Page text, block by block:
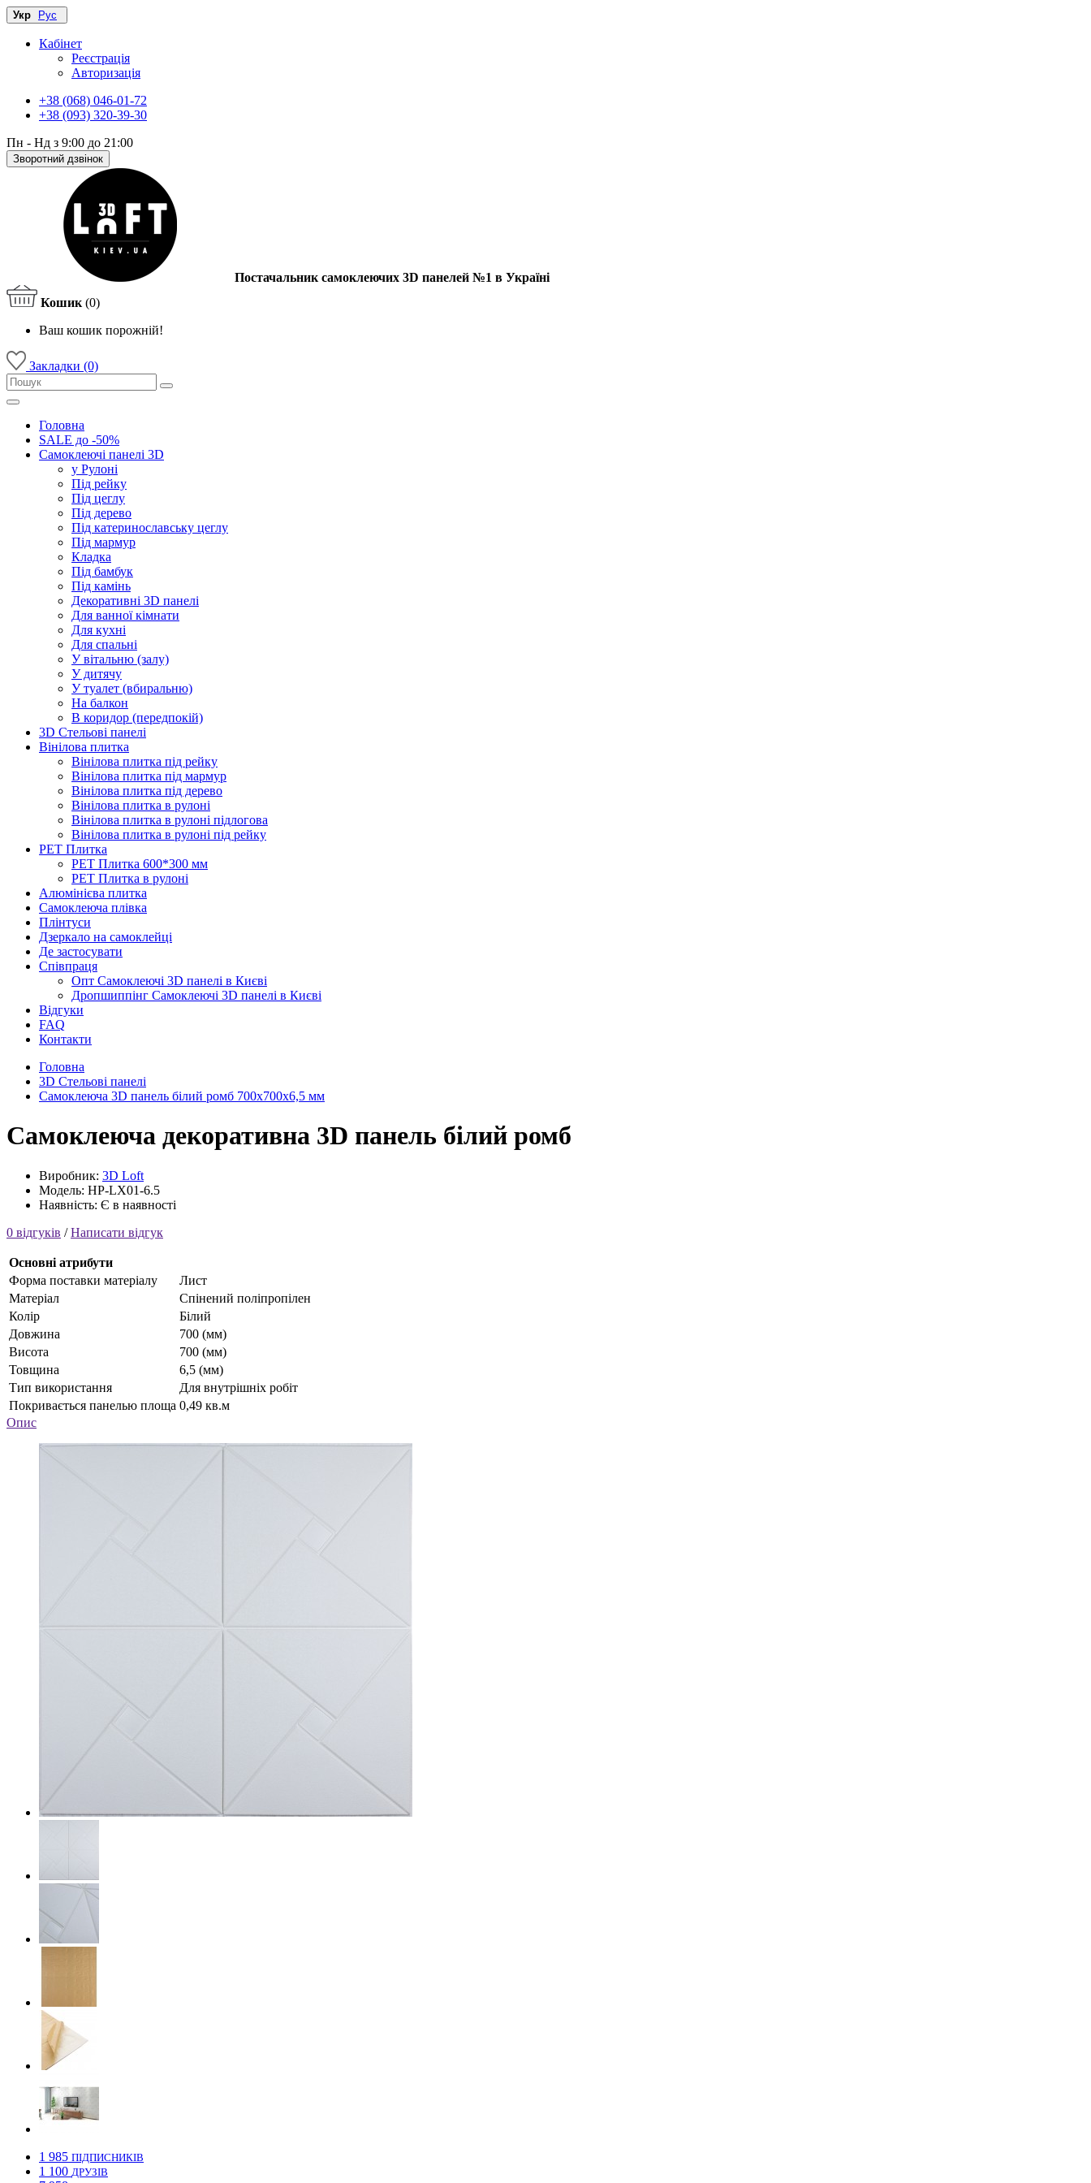
Укр Рус
Кабінет
Реєстрація
Авторизація
+38 (068) 046-01-72
+38 (093) 320-39-30
Пн - Нд з 9:00 до 21:00
Зворотний дзвінок
Постачальник самоклеючих 3D панелей №1 в Україні
Кошик (0)
Ваш кошик порожній!
Закладки (0)
Головна
SALE до -50%
Самоклеючі панелі 3D
у Рулоні
Під рейку
Під цеглу
Під дерево
Під катеринославську цеглу
Під мармур
Кладка
Під бамбук
Під камінь
Декоративні 3D панелі
Для ванної кімнати
Для кухні
Для спальні
У вітальню (залу)
У дитячу
У туалет (вбиральню)
На балкон
В коридор (передпокій)
3D Стельові панелі
Вінілова плитка
Вінілова плитка під рейку
Вінілова плитка під мармур
Вінілова плитка під дерево
Вінілова плитка в рулоні
Вінілова плитка в рулоні підлогова
Вінілова плитка в рулоні під рейку
PET Плитка
PET Плитка 600*300 мм
PET Плитка в рулоні
Алюмінієва плитка
Самоклеюча плівка
Плінтуси
Дзеркало на самоклейці
Де застосувати
Співпраця
Опт Самоклеючі 3D панелі в Києві
Дропшиппінг Самоклеючі 3D панелі в Києві
Відгуки
FAQ
Контакти
Головна
3D Стельові панелі
Самоклеюча 3D панель білий ромб 700x700x6,5 мм
Самоклеюча декоративна 3D панель білий ромб
Виробник: 3D Loft
Модель: HP-LX01-6.5
Наявність: Є в наявності
0 відгуків /Написати відгук
Основні атрибути
Форма поставки матеріалу
Лист
Матеріал
Cпінений поліпропілен
Колір
Білий
Довжина
700 (мм)
Висота
700 (мм)
Товщина
6,5 (мм)
Тип використання
Для внутрішніх робіт
Покривається панелью площа 0,49 кв.м
Опис
1 985 ПІДПИСНИКІВ
1 100 ДРУЗІВ